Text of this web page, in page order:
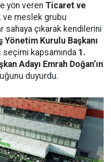
yön veren Ticaret ve
ve meslek grubu
çıkarak kendilerini
Yönetim Kurulu Başkanı
seçimi kapsamında 1.
Adayı Emrah Doğan’ın
duyurdu.